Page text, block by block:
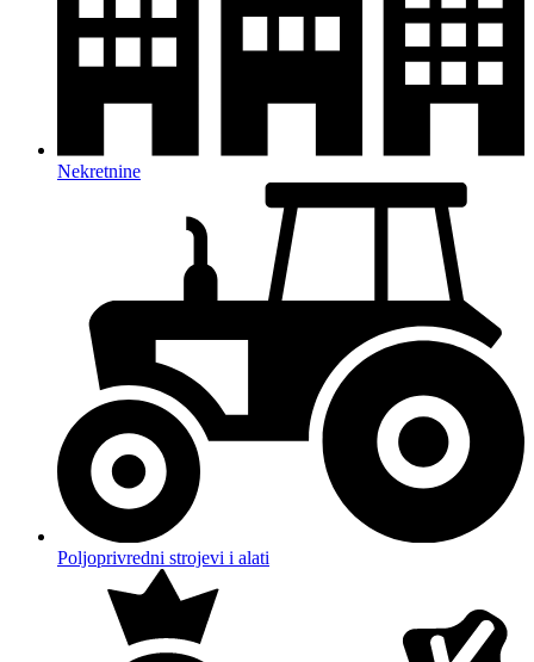
Nekretnine
Poljoprivredni strojevi i alati